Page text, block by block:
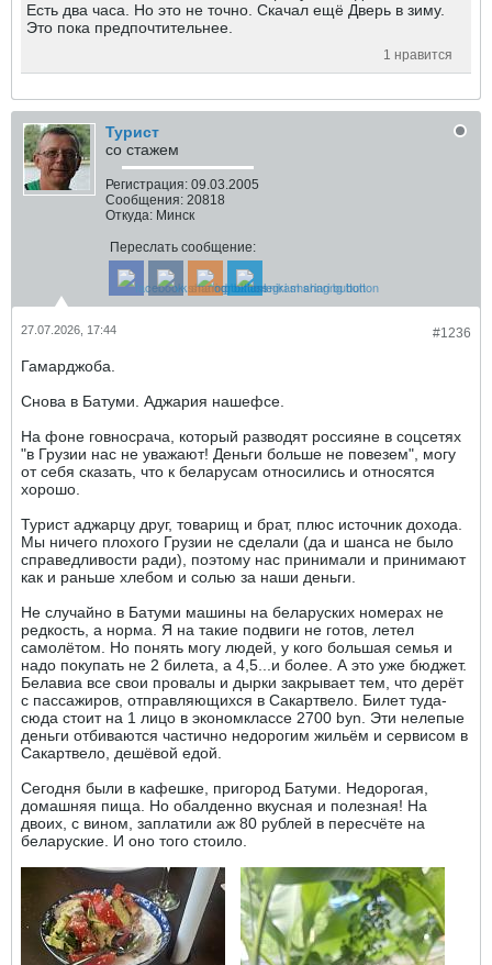
Есть два часа. Но это не точно. Скачал ещё Дверь в зиму.
Это пока предпочтительнее.
1 нравится
Турист
со стажем
Регистрация: 09.03.2005
Сообщения: 20818
Откуда: Минск
Переслать сообщение:
#1236
27.07.2026, 17:44
Гамарджоба.
Снова в Батуми. Аджария нашефсе.
На фоне говносрача, который разводят россияне в соцсетях
"в Грузии нас не уважают! Деньги больше не повезем", могу
от себя сказать, что к беларусам относились и относятся
хорошо.
Турист аджарцу друг, товарищ и брат, плюс источник дохода.
Мы ничего плохого Грузии не сделали (да и шанса не было
справедливости ради), поэтому нас принимали и принимают
как и раньше хлебом и солью за наши деньги.
Не случайно в Батуми машины на беларуских номерах не
редкость, а норма. Я на такие подвиги не готов, летел
самолётом. Но понять могу людей, у кого большая семья и
надо покупать не 2 билета, а 4,5...и более. А это уже бюджет.
Белавиа все свои провалы и дырки закрывает тем, что дерёт
с пассажиров, отправляющихся в Сакартвело. Билет туда-
сюда стоит на 1 лицо в экономклассе 2700 byn. Эти нелепые
деньги отбиваются частично недорогим жильём и сервисом в
Сакартвело, дешёвой едой.
Сегодня были в кафешке, пригород Батуми. Недорогая,
домашняя пища. Но обалденно вкусная и полезная! На
двоих, с вином, заплатили аж 80 рублей в пересчёте на
беларуские. И оно того стоило.